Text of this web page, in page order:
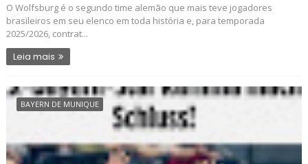
O Wolfsburg é o segundo time alemão que mais teve jogadores
brasileiros em seu elenco em toda história e, para temporada
2025/2026, contrat...
Leia mais
BAYERN DE MUNIQUE